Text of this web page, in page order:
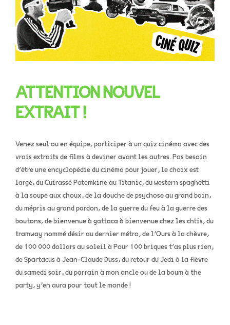
ATTENTION NOUVEL
EXTRAIT !
Venez seul ou en équipe, participer à un quiz cinéma avec des
vrais extraits de films à deviner avant les autres. Pas besoin
d’être une encyclopédie du cinéma pour jouer, le choix est
large, du Cuirassé Potemkine au Titanic, du western spaghetti
à la soupe aux choux, de la douche de psychose au grand bain,
du mépris au grand pardon, de la guerre du feu à la guerre des
boutons, de bienvenue à gattaca à bienvenue chez les chtis, du
tramway nommé désir au dernier métro, de l’Ours à la chèvre,
de 100 000 dollars au soleil à Pour 100 briques t’as plus rien,
de Spartacus à Jean-Claude Duss, du retour du Jedi à la fièvre
du samedi soir, du parrain à mon oncle ou de la boum à the
party, y’en aura pour tout le monde !